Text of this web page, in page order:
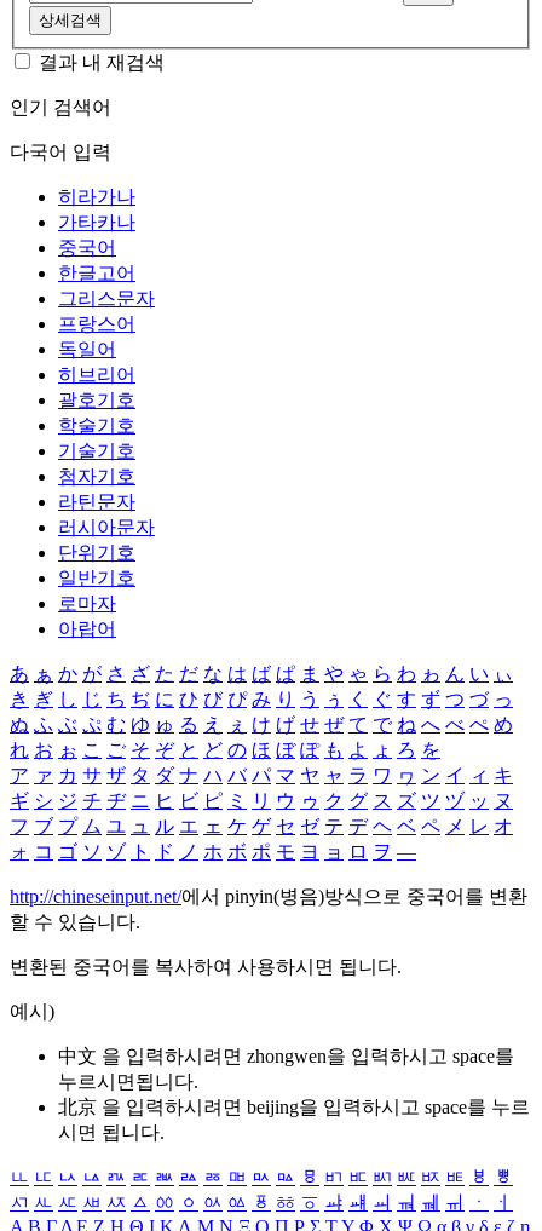
상세검색
결과 내 재검색
인기 검색어
다국어 입력
히라가나
가타카나
중국어
한글고어
그리스문자
프랑스어
독일어
히브리어
괄호기호
학술기호
기술기호
첨자기호
라틴문자
러시아문자
단위기호
일반기호
로마자
아랍어
あ ぁ か が さ ざ た だ な は ば ぱ ま や ゃ ら わ ゎ ん い ぃ
き ぎ し じ ち ぢ に ひ び ぴ み り う ぅ く ぐ す ず つ づ っ
ぬ ふ ぶ ぷ む ゆ ゅ る え ぇ け げ せ ぜ て で ね へ べ ぺ め
れ お ぉ こ ご そ ぞ と ど の ほ ぼ ぽ も よ ょ ろ を
ア ァ カ サ ザ タ ダ ナ ハ バ パ マ ヤ ャ ラ ワ ヮ ン イ ィ キ
ギ シ ジ チ ヂ ニ ヒ ビ ピ ミ リ ウ ゥ ク グ ス ズ ツ ヅ ッ ヌ
フ ブ プ ム ユ ュ ル エ ェ ケ ゲ セ ゼ テ デ ヘ ベ ペ メ レ オ
ォ コ ゴ ソ ゾ ト ド ノ ホ ボ ポ モ ヨ ョ ロ ヲ ―
http://chineseinput.net/에서 pinyin(병음)방식으로 중국어를 변환
할 수 있습니다.
변환된 중국어를 복사하여 사용하시면 됩니다.
예시)
中文 을 입력하시려면 zhongwen을 입력하시고 space를
누르시면됩니다.
北京 을 입력하시려면 beijing을 입력하시고 space를 누르
시면 됩니다.
ㅥ ㅦ ㅧ ㅨ ㅩ ㅪ ㅫ ㅬ ㅭ ㅮ ㅯ ㅰ ㅱ ㅲ ㅳ ㅴ ㅵ ㅶ ㅷ ㅸ
ㅹ
ㅺ ㅻ ㅼ ㅽ ㅾ ㅿ ㆀ ㆁ ㆂ ㆃ ㆄ ㆅ ㆆ ㆇ ㆈ ㆉ ㆊ ㆋ ㆌ ㆍ
ㆎ